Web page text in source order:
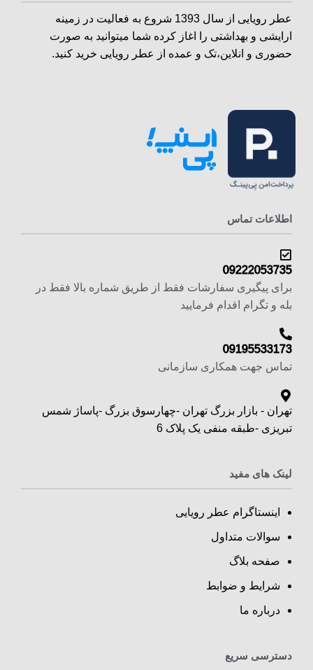
عطر رویایی از سال 1393 شروع به فعالیت در زمینه
ارایشی و بهداشتی را اغاز کرده شما میتوانید به صورت
حضوری و انلاین،تک و عمده از عطر رویایی خرید کنید.
اطلاعات تماس
09222053735
برای پیگیری سفارشات فقط از طریق شماره بالا فقط در
بله و تگرام اقدام فرمایید
09195533173
تماس جهت همکاری سازمانی
تهران - بازار بزرگ تهران -چهارسوق بزرگ -پاساژ شمس
تبریزی -طبقه منفی یک پلاک 6
لینک های مفید
اینستاگرام عطر رویایی
سوالات متداول
صفحه بلاگ
شرایط و ضوابط
درباره ما
دسترسی سریع